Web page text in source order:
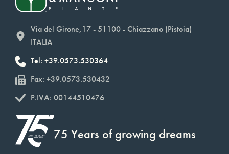
Via del Girone,17 - 51100 - Chiazzano (Pistoia)
ITALIA
Tel: +39.0573.530364
Fax: +39.0573.530432
P.IVA: 00144510476
75 Years of growing dreams